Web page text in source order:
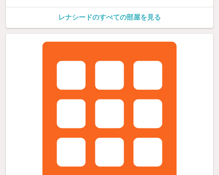
レナシードのすべての部屋を見る